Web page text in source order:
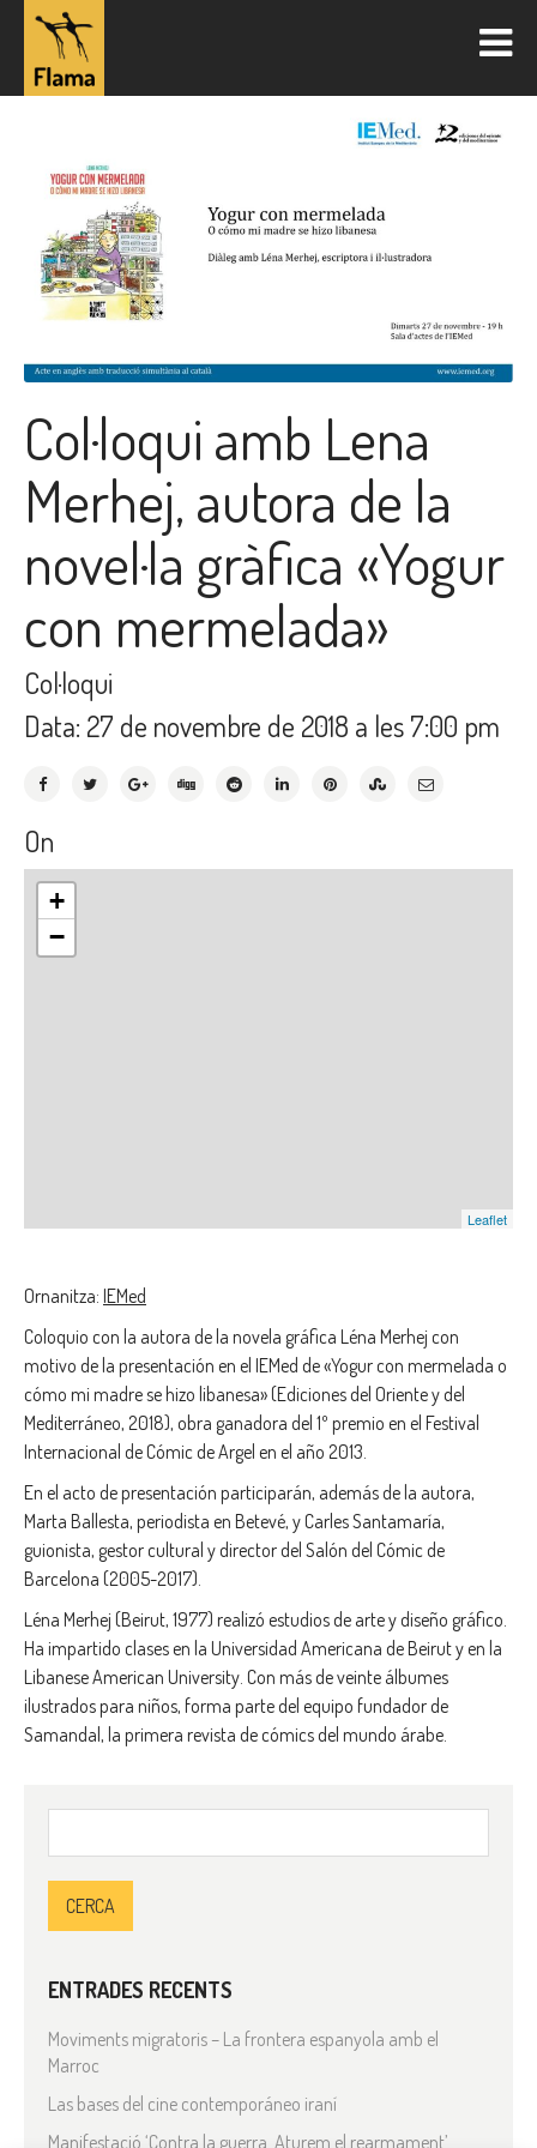
Col·loqui amb Lena
Merhej, autora de la
novel·la gràfica «Yogur
con mermelada»
Col·loqui
Data: 27 de novembre de 2018 a les 7:00 pm
On
+
−
Leaflet
Ornanitza: IEMed
Coloquio con la autora de la novela gráfica Léna Merhej con
motivo de la presentación en el IEMed de «Yogur con mermelada o
cómo mi madre se hizo libanesa» (Ediciones del Oriente y del
Mediterráneo, 2018), obra ganadora del 1º premio en el Festival
Internacional de Cómic de Argel en el año 2013.
En el acto de presentación participarán, además de la autora,
Marta Ballesta, periodista en Betevé, y Carles Santamaría,
guionista, gestor cultural y director del Salón del Cómic de
Barcelona (2005-2017).
Léna Merhej (Beirut, 1977) realizó estudios de arte y diseño gráfico.
Ha impartido clases en la Universidad Americana de Beirut y en la
Libanese American University. Con más de veinte álbumes
ilustrados para niños, forma parte del equipo fundador de
Samandal, la primera revista de cómics del mundo árabe.
ENTRADES RECENTS
Moviments migratoris – La frontera espanyola amb el
Marroc
Las bases del cine contemporáneo iraní
Manifestació ‘Contra la guerra. Aturem el rearmament’